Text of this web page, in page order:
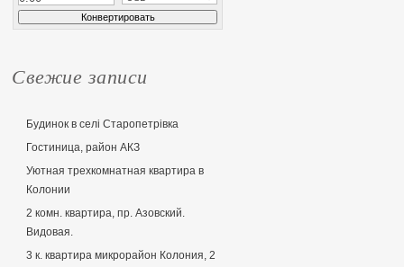
Свежие записи
Будинок в селі Старопетрівка
Гостиница, район АКЗ
Уютная трехкомнатная квартира в
Колонии
2 комн. квартира, пр. Азовский.
Видовая.
3 к. квартира микрорайон Колония, 2